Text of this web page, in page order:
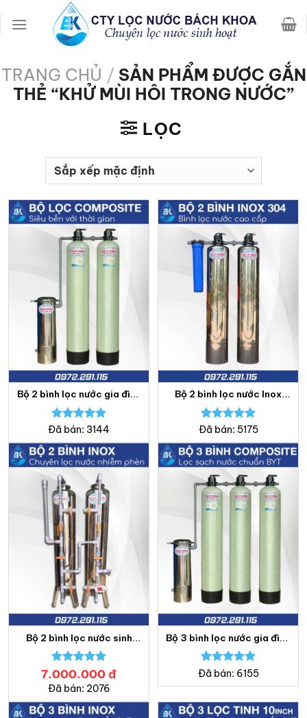
đến
TRANG CHỦ / SẢN PHẨM ĐƯỢC GẮN
THẺ “KHỬ MÙI HÔI TRONG NƯỚC”
LỌC
Bộ 2 bình lọc nước gia đình
Composite – Lọc nước
Bách Khoa
Được xếp
hạng5.00
5 sao
Đã bán: 3144
Bộ 2 bình lọc nước Inox
304 – Lọc nước Bách
Khoa
Được xếp
hạng5.00
5 sao
Đã bán: 5175
Bộ 2 bình lọc nước sinh
hoạt – Lọc nước Bách
Khoa
Được xếp
hạng
5.00
5 sao
7.000.000 đ
Đã bán: 2076
Bộ 3 bình lọc nước gia đình
Composite – Lọc nước
Bách Khoa
Được xếp
Đã bán: 6155